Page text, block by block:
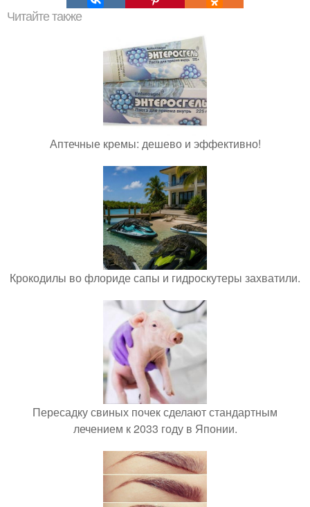
Читайте также
Аптечные кремы: дешево и эффективно!
Крокодилы во флориде сапы и гидроскутеры захватили.
Пересадку свиных почек сделают стандартным
лечением к 2033 году в Японии.